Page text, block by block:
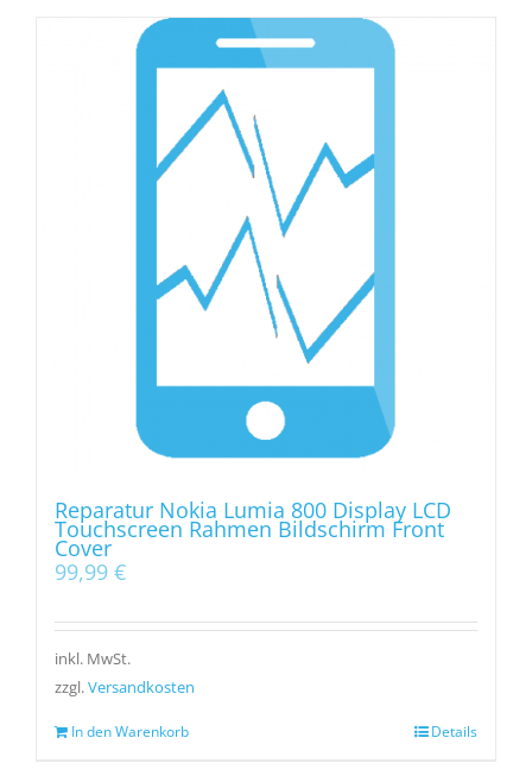
Reparatur Nokia Lumia 800 Display LCD
Touchscreen Rahmen Bildschirm Front
Cover
99,99 €
inkl. MwSt.
zzgl.Versandkosten
In den Warenkorb Details